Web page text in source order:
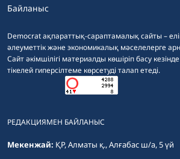
Democrat ақпараттық-сараптамалық сайты –
әлеуметтік және экономикалық мәселелерге
Сайт әкімшілігі материалды көшіріп басу
тікелей гиперсілтеме көрсетуді талап етеді.
Байланыс
РЕДАКЦИЯМЕН БАЙЛАНЫС
Мекенжай: ҚР, Алматы қ., Алғабас ш/а, 5 үй